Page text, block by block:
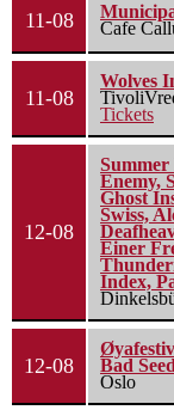
11-08
Cafe
11-08
Wolves
Tickets
12-08
Summer
Enemy,
Ghost
Swiss,
Einer
Index,
12-08
Bad
Oslo